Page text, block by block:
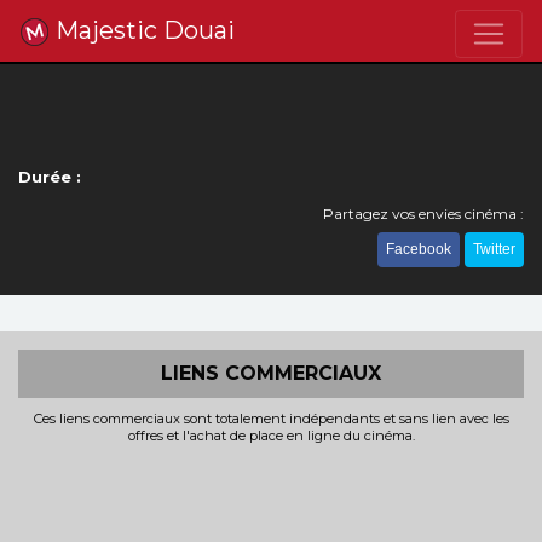
Majestic Douai
Durée :
Partagez vos envies cinéma :
Facebook Twitter
LIENS COMMERCIAUX
Ces liens commerciaux sont totalement indépendants et sans lien avec les
offres et l'achat de place en ligne du cinéma.